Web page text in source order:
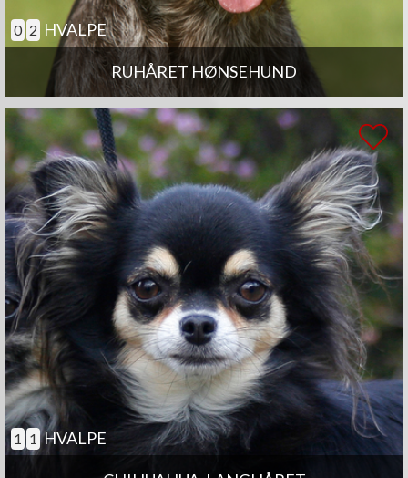
RUHÅRET HØNSEHUND
0 2 HVALPE
1 1 HVALPE